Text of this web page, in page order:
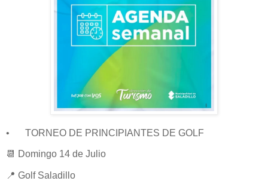
• TORNEO DE PRINCIPIANTES DE GOLF
📆 Domingo 14 de Julio
📍 Golf Saladillo